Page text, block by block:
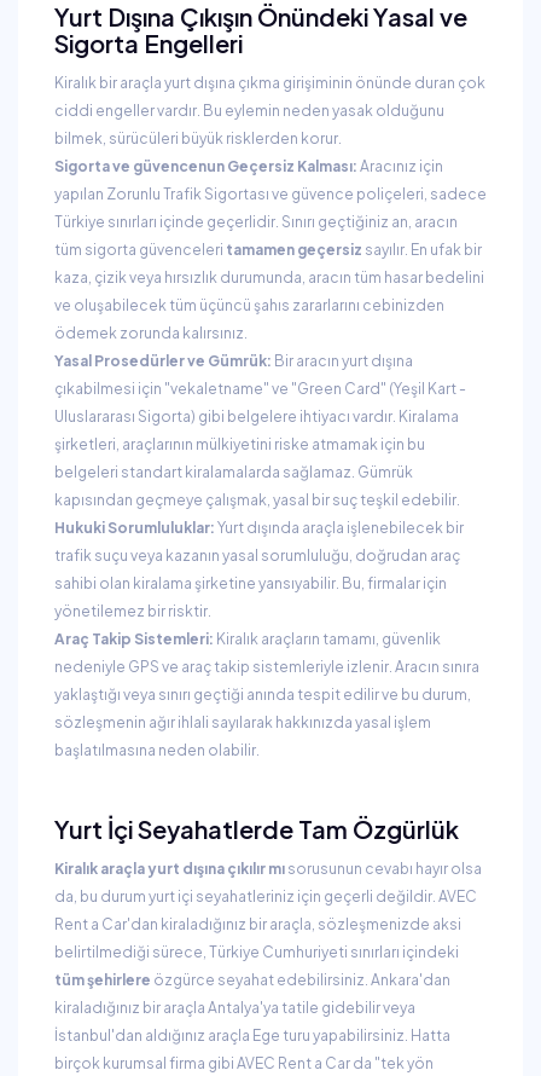
Yurt Dışına Çıkışın Önündeki Yasal ve
Sigorta Engelleri
Kiralık bir araçla yurt dışına çıkma girişiminin önünde duran çok
ciddi engeller vardır. Bu eylemin neden yasak olduğunu
bilmek, sürücüleri büyük risklerden korur.
Sigorta ve güvencenun Geçersiz Kalması: Aracınız için
yapılan Zorunlu Trafik Sigortası ve güvence poliçeleri, sadece
Türkiye sınırları içinde geçerlidir. Sınırı geçtiğiniz an, aracın
tüm sigorta güvenceleri tamamen geçersiz sayılır. En ufak bir
kaza, çizik veya hırsızlık durumunda, aracın tüm hasar bedelini
ve oluşabilecek tüm üçüncü şahıs zararlarını cebinizden
ödemek zorunda kalırsınız.
Yasal Prosedürler ve Gümrük: Bir aracın yurt dışına
çıkabilmesi için "vekaletname" ve "Green Card" (Yeşil Kart -
Uluslararası Sigorta) gibi belgelere ihtiyacı vardır. Kiralama
şirketleri, araçlarının mülkiyetini riske atmamak için bu
belgeleri standart kiralamalarda sağlamaz. Gümrük
kapısından geçmeye çalışmak, yasal bir suç teşkil edebilir.
Hukuki Sorumluluklar: Yurt dışında araçla işlenebilecek bir
trafik suçu veya kazanın yasal sorumluluğu, doğrudan araç
sahibi olan kiralama şirketine yansıyabilir. Bu, firmalar için
yönetilemez bir risktir.
Araç Takip Sistemleri: Kiralık araçların tamamı, güvenlik
nedeniyle GPS ve araç takip sistemleriyle izlenir. Aracın sınıra
yaklaştığı veya sınırı geçtiği anında tespit edilir ve bu durum,
sözleşmenin ağır ihlali sayılarak hakkınızda yasal işlem
başlatılmasına neden olabilir.
Yurt İçi Seyahatlerde Tam Özgürlük
Kiralık araçla yurt dışına çıkılır mı sorusunun cevabı hayır olsa
da, bu durum yurt içi seyahatleriniz için geçerli değildir. AVEC
Rent a Car'dan kiraladığınız bir araçla, sözleşmenizde aksi
belirtilmediği sürece, Türkiye Cumhuriyeti sınırları içindeki
tüm şehirlere özgürce seyahat edebilirsiniz. Ankara'dan
kiraladığınız bir araçla Antalya'ya tatile gidebilir veya
İstanbul'dan aldığınız araçla Ege turu yapabilirsiniz. Hatta
birçok kurumsal firma gibi AVEC Rent a Car da "tek yön